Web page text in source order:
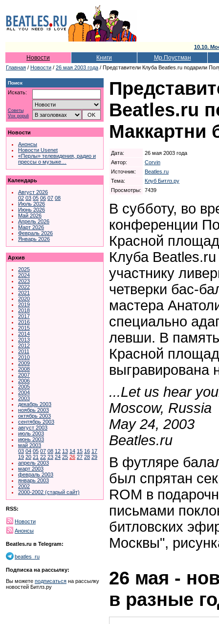
10.10.
Новости Книги Мр.Поустман
Главная / Новости / 26 мая 2003 года / Представители Клуба Beatles.ru подарили
Поиск
Искать:
Советы
Vox populi
Новости
Анонсы
Новости Usenet
«Перлы» телевидения, радио и
прессы о музыке…
Календарь
Август 2026
02 03 05 06 07 08
Июль 2026
Июнь 2026
Май 2026
Апрель 2026
Март 2026
Февраль 2026
Январь 2026
Архив
2025
2024
2023
2022
2021
2020
2019
2018
2017
2016
2015
2014
2013
2012
2011
2010
2009
2008
2007
2006
2005
2004
2003
декабрь 2003
ноябрь 2003
октябрь 2003
сентябрь 2003
август 2003
июль 2003
июнь 2003
май 2003
03 04 05 07 08 12 13 14 15 16 17
19 20 21 22 23 24 25 26 27 28 29
апрель 2003
март 2003
февраль 2003
январь 2003
2002
2000-2002 (старый сайт)
RSS:
Новости
Анонсы
Beatles.ru в Telegram:
beatles_ru
Подписка на рассылку:
Вы можете подписаться на рассылку
новостей Битлз.ру
Beatles.ru
Маккартни
Дата:
26 мая 2003 года
Автор:
Corvin
Источник:
Beatles.ru
Тема:
Клуб Битлз.ру
Просмотры:
7439
В субботу, во
конференции
Красной
Клуба
участнику
четверки бас-
мастера
специально
левши. В
Красной
выгравирована
...Let us hear
Moscow, Russia
May 24, 2003
Beatles.ru
В футляре
был спрятан
ROM в
письмами
битловских
Москвы",
26 мая -
в разные